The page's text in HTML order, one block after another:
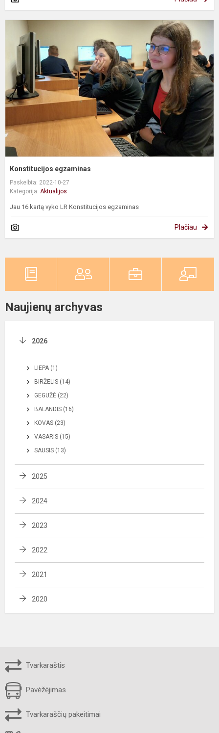
Konstitucijos egzaminas
Paskelbta: 2022-10-27
Kategorija: Aktualijos
Jau 16 kartą vyko LR Konstitucijos egzaminas
Plačiau
Naujienų archyvas
2026
LIEPA (1)
BIRŽELIS (14)
GEGUŽĖ (22)
BALANDIS (16)
KOVAS (23)
VASARIS (15)
SAUSIS (13)
2025
2024
2023
2022
2021
2020
Tvarkaraštis
Pavėžėjimas
Tvarkaraščių pakeitimai